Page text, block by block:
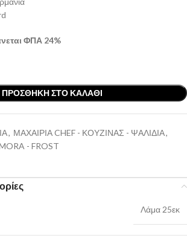
ΦΠΑ 24%
ΠΡΟΣΘΉΚΗ ΣΤΟ ΚΑΛΆΘΙ
, ΜΑΧΑΙΡΙΑ CHEF - ΚΟΥΖΙΝΑΣ - ΨΑΛΙΔΙΑ,
- FROST
Λάμα 25εκ